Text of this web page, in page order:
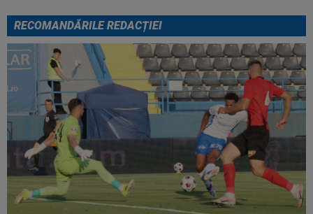
RECOMANDĂRILE REDACȚIEI